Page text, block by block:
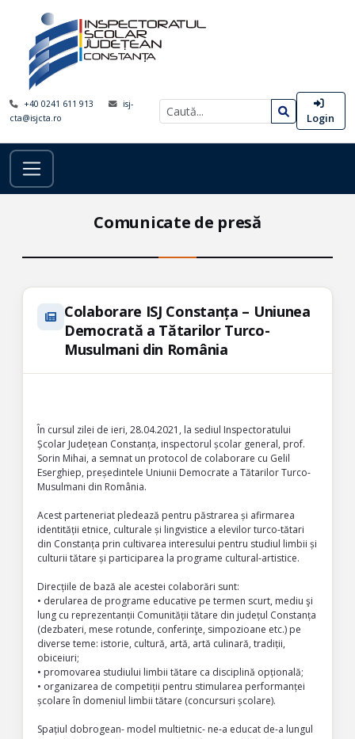
+40 0241 611 913
isj-
cta@isjcta.ro
Login
Comunicate de presă
Colaborare ISJ Constanța – Uniunea
Democrată a Tătarilor Turco-
Musulmani din România
În cursul zilei de ieri, 28.04.2021, la sediul Inspectoratului
Școlar Județean Constanța, inspectorul școlar general, prof.
Sorin Mihai, a semnat un protocol de colaborare cu Gelil
Eserghiep, președintele Uniunii Democrate a Tătarilor Turco-
Musulmani din România.
Acest parteneriat pledează pentru păstrarea și afirmarea
identității etnice, culturale și lingvistice a elevilor turco-tătari
din Constanța prin cultivarea interesului pentru studiul limbii și
culturii tătare și participarea la programe cultural-artistice.
Direcțiile de bază ale acestei colaborări sunt:
• derularea de programe educative pe termen scurt, mediu şi
lung cu reprezentanții Comunității tătare din județul Constanța
(dezbateri, mese rotunde, conferinţe, simpozioane etc.) pe
diverse teme: istorie, cultură, artă, artă culinară, tradiții,
obiceiuri;
• promovarea studiului limbii tătare ca disciplină opțională;
• organizarea de competiții pentru stimularea performanței
școlare în domeniul limbii tătare (concursuri școlare).
Spațiul dobrogean- model multietnic- ne-a educat de-a lungul